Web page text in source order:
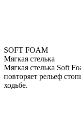
SOFT FOAM
Мягкая стелька
Мягкая стелька Soft
повторяет рельеф
ходьбе.